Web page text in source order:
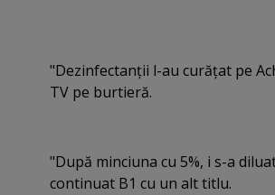
"Dezinfectanţii l-au curăţat pe
TV pe burtieră.
"După minciuna cu 5%, i s-a
continuat B1 cu un alt titlu.